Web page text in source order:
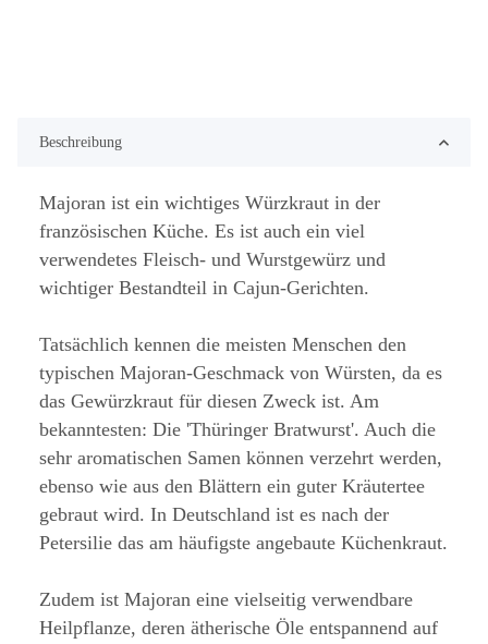
Beschreibung
Majoran ist ein wichtiges Würzkraut in der
französischen Küche. Es ist auch ein viel
verwendetes Fleisch- und Wurstgewürz und
wichtiger Bestandteil in Cajun-Gerichten.
Tatsächlich kennen die meisten Menschen den
typischen Majoran-Geschmack von Würsten, da es
das Gewürzkraut für diesen Zweck ist. Am
bekanntesten: Die 'Thüringer Bratwurst'. Auch die
sehr aromatischen Samen können verzehrt werden,
ebenso wie aus den Blättern ein guter Kräutertee
gebraut wird. In Deutschland ist es nach der
Petersilie das am häufigste angebaute Küchenkraut.
Zudem ist Majoran eine vielseitig verwendbare
Heilpflanze, deren ätherische Öle entspannend auf